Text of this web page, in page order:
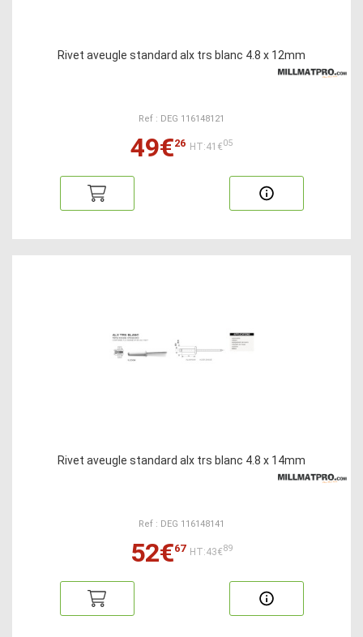
Rivet aveugle standard alx trs blanc 4.8 x 12mm
Ref : DEG 116148121
49€26 HT:41€05
Rivet aveugle standard alx trs blanc 4.8 x 14mm
Ref : DEG 116148141
52€67 HT:43€89